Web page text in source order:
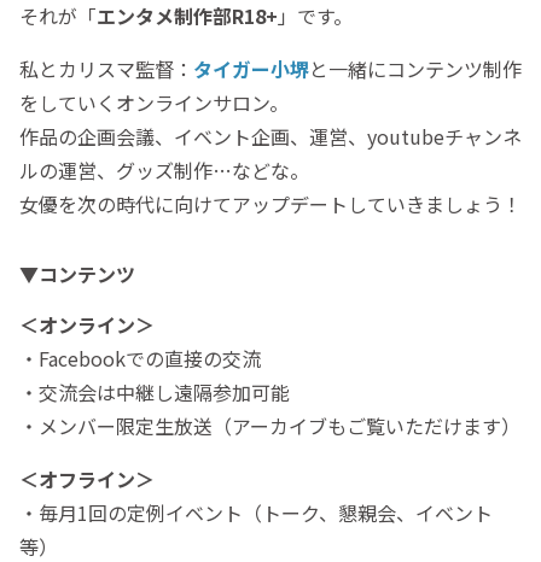
それが「エンタメ制作部R18+ 」です。
私とカリスマ監督： タイガー小堺と一緒にコンテンツ制作
をしていくオンラインサロン。
作品の企画会議、イベント企画、運営、youtubeチャンネ
ルの運営、グッズ制作…などな。
女優を次の時代に向けてアップデートしていきましょう！
▼コンテンツ
＜オンライン＞
・Facebookでの直接の交流
・交流会は中継し遠隔参加可能
・メンバー限定生放送（アーカイブもご覧いただけます）
＜オフライン＞
・毎月1回の定例イベント（トーク、懇親会、イベント
等）